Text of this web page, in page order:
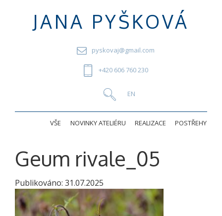
JANA PYŠKOVÁ
pyskovaj@gmail.com
+420 606 760 230
VŠE NOVINKY ATELIÉRU REALIZACE POSTŘEHY
Geum rivale_05
Publikováno: 31.07.2025